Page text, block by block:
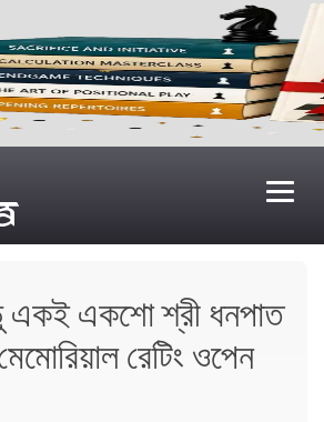
একশো শ্রী ধনপাত
রেটিং ওপেন